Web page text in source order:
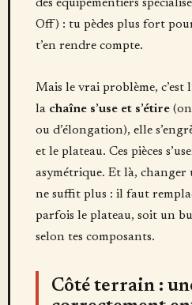
des équipementiers
Off) : tu pèdes plus fort
t’en rendre compte.
Mais le vrai problème, c’est
la chaîne s’use et s’étire(on
ou d’élongation), elle
et le plateau. Ces pièces
asymétrique. Et là,
ne suffit plus : il faut
parfois le plateau, soit un
selon tes composants.
Côté terrain :